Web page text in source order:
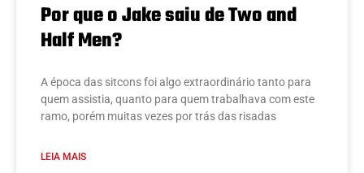
Por que o Jake saiu de Two and
Half Men?
A época das sitcons foi algo extraordinário tanto para
quem assistia, quanto para quem trabalhava com este
ramo, porém muitas vezes por trás das risadas
LEIA MAIS